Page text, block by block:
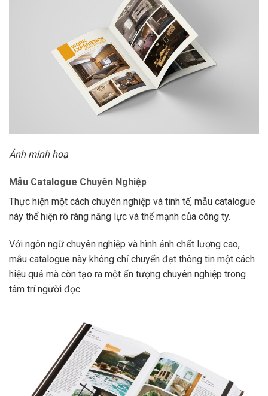
Ảnh minh hoạ
Mẫu Catalogue Chuyên Nghiệp
Thực hiện một cách chuyên nghiệp và tinh tế, mẫu catalogue
này thể hiện rõ ràng năng lực và thế mạnh của công ty.
Với ngôn ngữ chuyên nghiệp và hình ảnh chất lượng cao,
mẫu catalogue này không chỉ chuyển đạt thông tin một cách
hiệu quả mà còn tạo ra một ấn tượng chuyên nghiệp trong
tâm trí người đọc.